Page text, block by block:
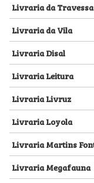
Livraria da Travessa
Livraria da Vila
Livraria Disal
Livraria Leitura
Livraria Livruz
Livraria Loyola
Livraria Martins
Livraria Megafauna